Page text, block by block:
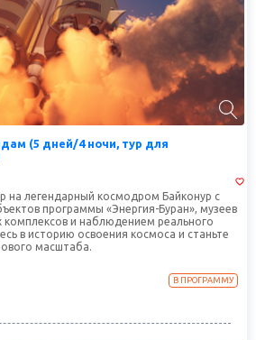
(5 дней/4 ночи, тур для
на легендарный космодром Байконур с
программы «Энергия-Буран», музеев
комплексов и наблюдением реального
в историю освоения космоса и станьте
масштаба.
В ПРОГРАММУ